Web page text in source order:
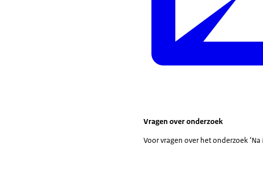
Vragen over onderzoek
Voor vragen over het onderzoek